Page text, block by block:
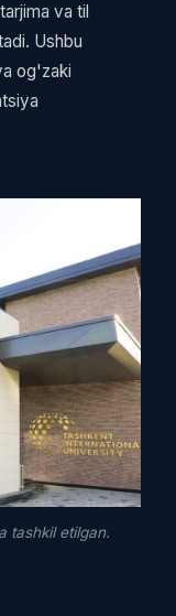
va til
Ushbu
og'zaki
tashkil etilgan.